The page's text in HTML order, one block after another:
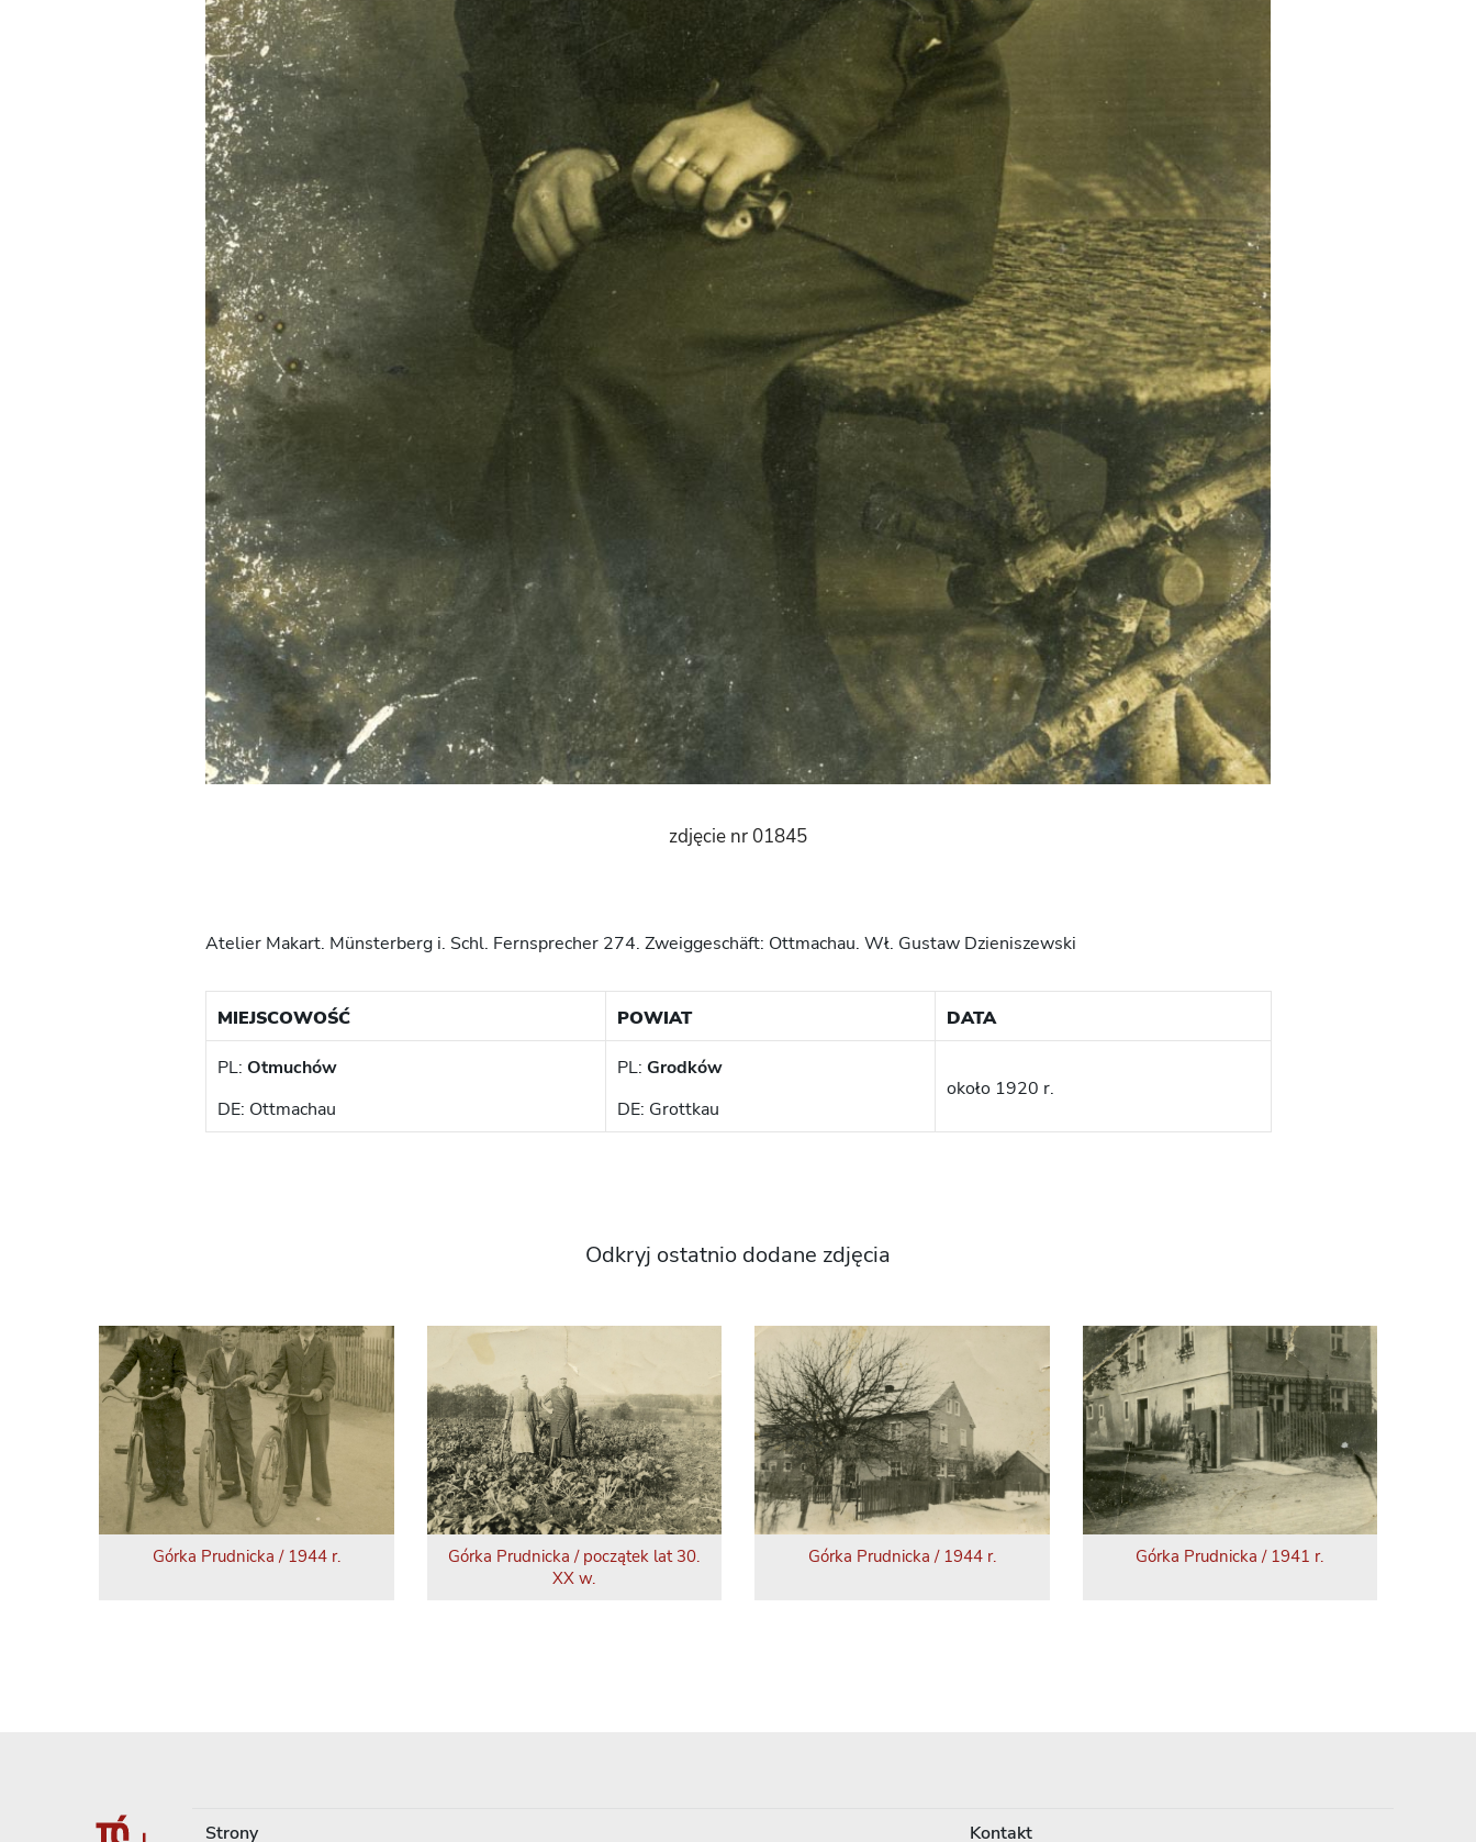
zdjęcie nr 01845
Atelier Makart. Münsterberg i. Schl. Fernsprecher 274. Zweiggeschäft: Ottmachau. Wł. Gustaw Dzieniszewski
MIEJSCOWOŚĆ POWIAT DATA
PL: Otmuchów
DE: Ottmachau
PL: Grodków
DE: Grottkau
około 1920 r.
Odkryj ostatnio dodane zdjęcia
Górka Prudnicka / 1944 r.
Górka Prudnicka / początek lat 30.
XX w.
Górka Prudnicka / 1944 r. Górka Prudnicka / 1941 r.
Strony Kontakt